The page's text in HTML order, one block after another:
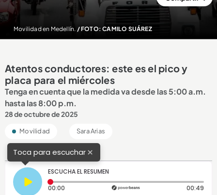
Movilidad en Medellín. / FOTO: CAMILO SUÁREZ
Atentos conductores: este es el pico y
placa para el miércoles
Tenga en cuenta que la medida va desde las 5:00 a.m.
hasta las 8:00 p.m.
28 de octubre de 2025
Movilidad Sara Arias
Toca para escuchar×
ESCUCHA EL RESUMEN
00:00 Tiempo transcurrido: 0 segundos 00:49